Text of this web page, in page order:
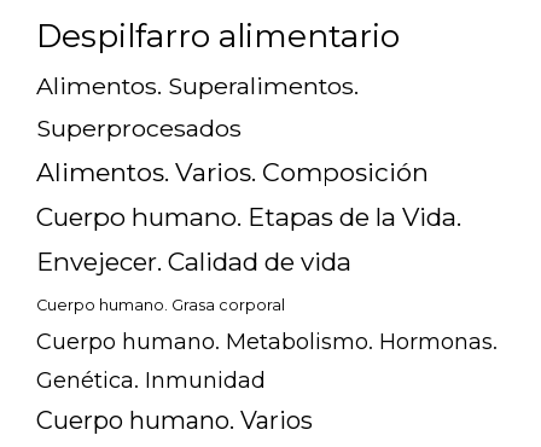
Despilfarro alimentario
Alimentos. Superalimentos.
Superprocesados
Alimentos. Varios. Composición
Cuerpo humano. Etapas de la Vida.
Envejecer. Calidad de vida
Cuerpo humano. Grasa corporal
Cuerpo humano. Metabolismo. Hormonas.
Genética. Inmunidad
Cuerpo humano. Varios